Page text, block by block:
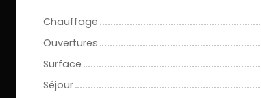
Chauffage
Ouvertures
Surface
Séjour